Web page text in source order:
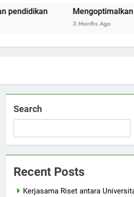
Mengoptimalkan
3 Months Ago
Search
Recent Posts
Kerjasama Riset antara